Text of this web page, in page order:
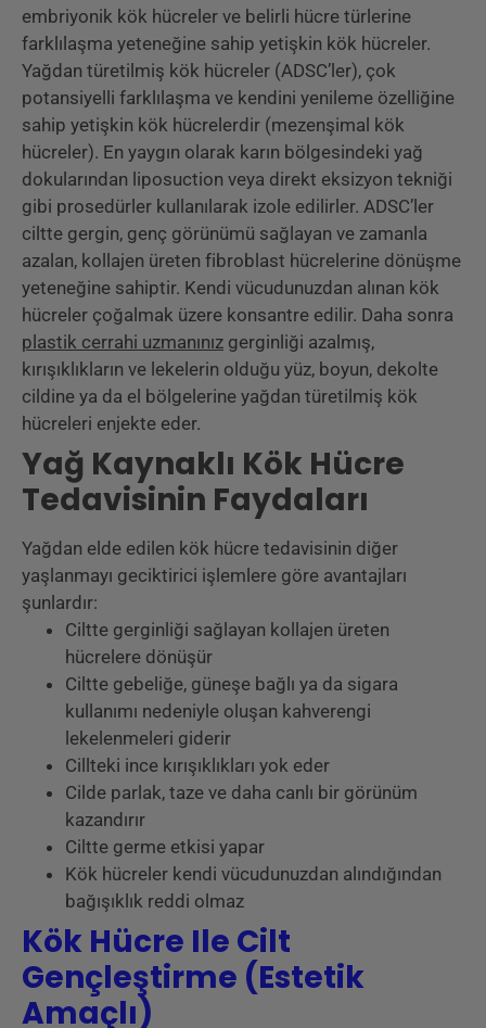
embriyonik kök hücreler ve belirli hücre türlerine
farklılaşma yeteneğine sahip yetişkin kök hücreler.
Yağdan türetilmiş kök hücreler (ADSC’ler), çok
potansiyelli farklılaşma ve kendini yenileme özelliğine
sahip yetişkin kök hücrelerdir (mezenşimal kök
hücreler). En yaygın olarak karın bölgesindeki yağ
dokularından liposuction veya direkt eksizyon tekniği
gibi prosedürler kullanılarak izole edilirler. ADSC’ler
ciltte gergin, genç görünümü sağlayan ve zamanla
azalan, kollajen üreten fibroblast hücrelerine dönüşme
yeteneğine sahiptir. Kendi vücudunuzdan alınan kök
hücreler çoğalmak üzere konsantre edilir. Daha sonra
plastik cerrahi uzmanınız gerginliği azalmış,
kırışıklıkların ve lekelerin olduğu yüz, boyun, dekolte
cildine ya da el bölgelerine yağdan türetilmiş kök
hücreleri enjekte eder.
Yağ Kaynaklı Kök Hücre
Tedavisinin Faydaları
Yağdan elde edilen kök hücre tedavisinin diğer
yaşlanmayı geciktirici işlemlere göre avantajları
şunlardır:
Ciltte gerginliği sağlayan kollajen üreten
hücrelere dönüşür
Ciltte gebeliğe, güneşe bağlı ya da sigara
kullanımı nedeniyle oluşan kahverengi
lekelenmeleri giderir
Cillteki ince kırışıklıkları yok eder
Cilde parlak, taze ve daha canlı bir görünüm
kazandırır
Ciltte germe etkisi yapar
Kök hücreler kendi vücudunuzdan alındığından
bağışıklık reddi olmaz
Kök Hücre Ile Cilt
Gençleştirme (Estetik
Amaçlı)